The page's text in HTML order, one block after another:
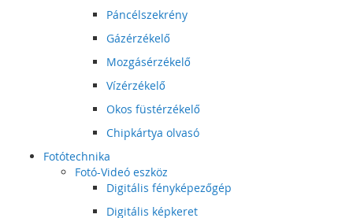
Páncélszekrény
Gázérzékelő
Mozgásérzékelő
Vízérzékelő
Okos füstérzékelő
Chipkártya olvasó
Fotótechnika
Fotó-Videó eszköz
Digitális fényképezőgép
Digitális képkeret